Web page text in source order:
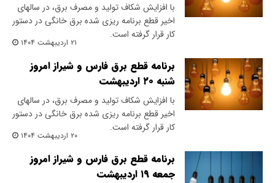
با افزایش شکاف تولید و مصرف برق، در سالهای
اخیر قطع برنامه ریزی شده برق خانگی در دستور
کار قرار گرفته است.
۲۱ اردیبهشت ۱۴۰۴
برنامه قطع برق فارس و شیراز امروز
شنبه ۲۰ اردیبهشت
با افزایش شکاف تولید و مصرف برق، در سالهای
اخیر قطع برنامه ریزی شده برق خانگی در دستور
کار قرار گرفته است.
۲۰ اردیبهشت ۱۴۰۴
برنامه قطع برق فارس و شیراز امروز
جمعه ۱۹ اردیبهشت